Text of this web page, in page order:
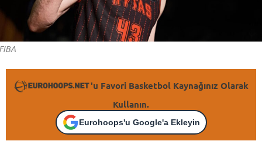
'u Favori Basketbol Kaynağınız Olarak
Kullanın.
Eurohoops'u Google'a Ekleyin